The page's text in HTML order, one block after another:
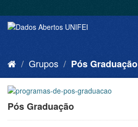
Grupos Pós Graduação
Pós Graduação